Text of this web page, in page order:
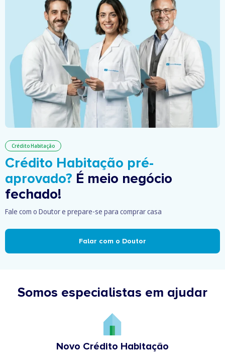
Crédito Habitação
Crédito Habitação pré-
aprovado? É meio negócio
fechado!
Fale com o Doutor e prepare-se para comprar casa
Falar com o Doutor
Somos especialistas em ajudar
Novo Crédito Habitação